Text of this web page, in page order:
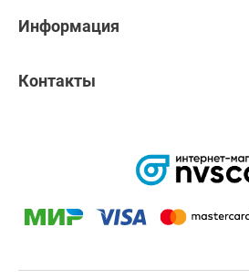
Информация
Контакты